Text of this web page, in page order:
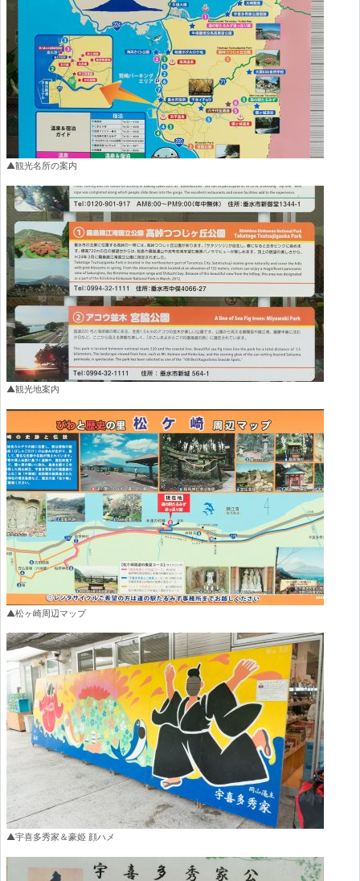
▲観光名所の案内
▲観光地案内
▲松ヶ崎周辺マップ
▲宇喜多秀家＆豪姫 顔ハメ